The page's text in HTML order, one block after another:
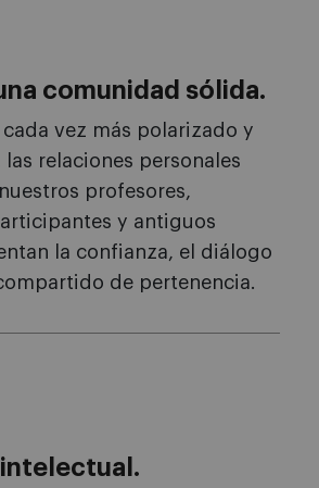
comunidad sólida.
vez más polarizado y
relaciones personales
profesores,
y antiguos
la confianza, el diálogo
de pertenencia.